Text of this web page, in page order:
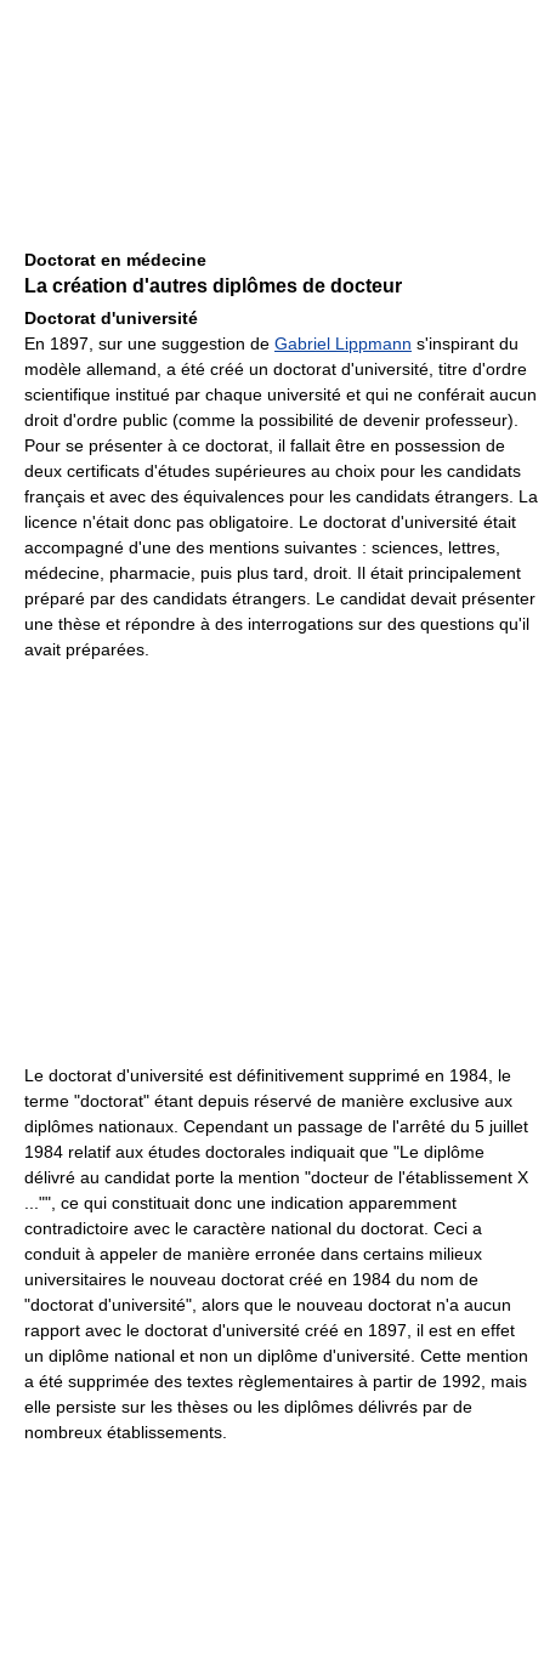
Doctorat en médecine
La création d'autres diplômes de docteur
Doctorat d'université
En 1897, sur une suggestion de Gabriel Lippmann s'inspirant du
modèle allemand, a été créé un doctorat d'université, titre d'ordre
scientifique institué par chaque université et qui ne conférait aucun
droit d'ordre public (comme la possibilité de devenir professeur).
Pour se présenter à ce doctorat, il fallait être en possession de
deux certificats d'études supérieures au choix pour les candidats
français et avec des équivalences pour les candidats étrangers. La
licence n'était donc pas obligatoire. Le doctorat d'université était
accompagné d'une des mentions suivantes : sciences, lettres,
médecine, pharmacie, puis plus tard, droit. Il était principalement
préparé par des candidats étrangers. Le candidat devait présenter
une thèse et répondre à des interrogations sur des questions qu'il
avait préparées.
Le doctorat d'université est définitivement supprimé en 1984, le
terme "doctorat" étant depuis réservé de manière exclusive aux
diplômes nationaux. Cependant un passage de l'arrêté du 5 juillet
1984 relatif aux études doctorales indiquait que "Le diplôme
délivré au candidat porte la mention "docteur de l'établissement X
..."", ce qui constituait donc une indication apparemment
contradictoire avec le caractère national du doctorat. Ceci a
conduit à appeler de manière erronée dans certains milieux
universitaires le nouveau doctorat créé en 1984 du nom de
"doctorat d'université", alors que le nouveau doctorat n'a aucun
rapport avec le doctorat d'université créé en 1897, il est en effet
un diplôme national et non un diplôme d'université. Cette mention
a été supprimée des textes règlementaires à partir de 1992, mais
elle persiste sur les thèses ou les diplômes délivrés par de
nombreux établissements.